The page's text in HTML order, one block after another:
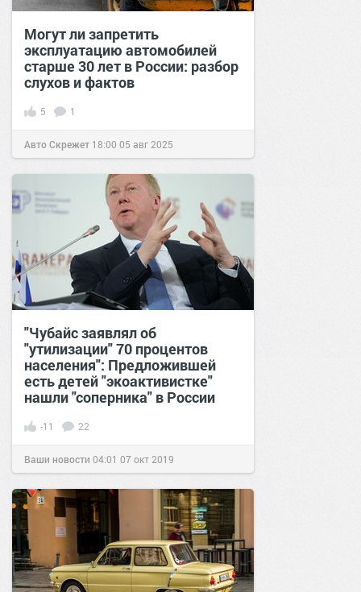
Могут ли запретить
эксплуатацию автомобилей
старше 30 лет в России: разбор
слухов и фактов
5 1
Авто Скрежет 18:00 05 авг 2025
"Чубайс заявлял об
"утилизации" 70 процентов
населения": Предложившей
есть детей "экоактивистке"
нашли "соперника" в России
-11 22
Ваши новости 04:01 07 окт 2019